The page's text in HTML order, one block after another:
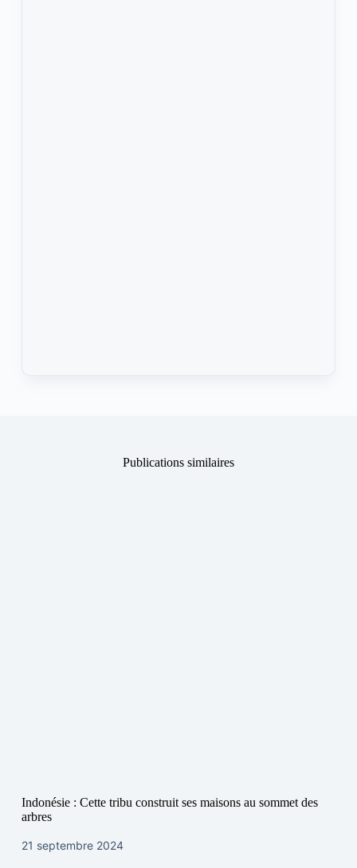
Publications similaires
Indonésie : Cette tribu construit ses maisons au sommet des
arbres
21 septembre 2024